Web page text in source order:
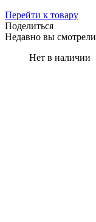
Перейти к товару
Поделиться
Недавно вы смотрели
Нет в наличии